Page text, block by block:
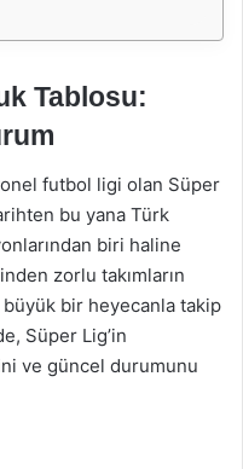
Tablosu:
futbol ligi olan Süper
bu yana Türk
biri haline
zorlu takımların
bir heyecanla takip
Süper Lig’in
ve güncel durumunu